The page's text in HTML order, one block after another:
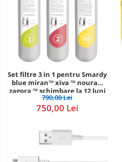
Set filtre 3 in 1 pentru Smardy
blue miran™ xiva ™ noura™
zagora ™ schimbare la 12 luni
790,00 Lei
750,00 Lei